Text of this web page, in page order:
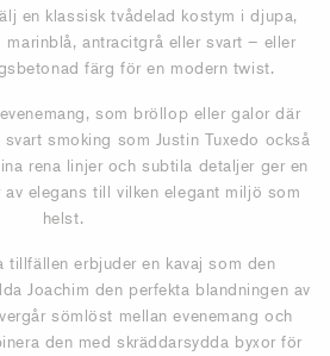
en klassisk tvådelad kostym i djupa,
antracitgrå eller svart – eller
färg för en modern twist.
som bröllop eller galor där
smoking som Justin Tuxedo också
rena linjer och subtila detaljer ger en
elegans till vilken elegant miljö som
helst.
tillfällen erbjuder en kavaj som den
Joachim den perfekta blandningen av
sömlöst mellan evenemang och
den med skräddarsydda byxor för